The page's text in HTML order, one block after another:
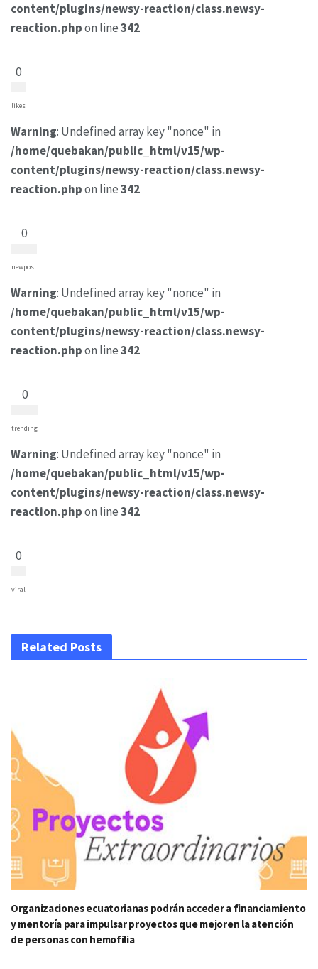
content/plugins/newsy-reaction/class.newsy-
reaction.phpon line342
0
likes
Warning: Undefined array key "nonce" in
/home/quebakan/public_html/v15/wp-
content/plugins/newsy-reaction/class.newsy-
reaction.phpon line342
0
newpost
Warning: Undefined array key "nonce" in
/home/quebakan/public_html/v15/wp-
content/plugins/newsy-reaction/class.newsy-
reaction.phpon line342
0
trending
Warning: Undefined array key "nonce" in
/home/quebakan/public_html/v15/wp-
content/plugins/newsy-reaction/class.newsy-
reaction.phpon line342
0
viral
Related Posts
Organizaciones ecuatorianas podrán acceder a financiamiento
y mentoría para impulsar proyectos que mejoren la atención
de personas con hemofilia